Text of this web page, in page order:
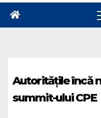
Autoritățile încă
summit-ului CPE